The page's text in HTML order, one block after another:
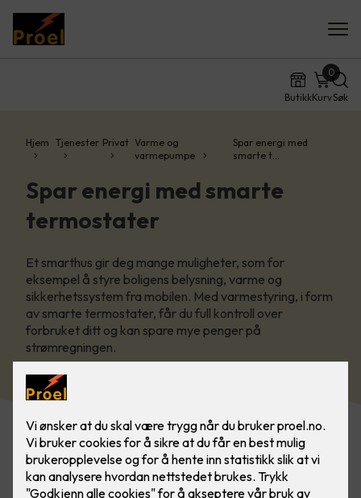
ButikkKurv
0
Søk
Hjem Tjenester Privat Varme og
varmepumpe
Spar energi med
smarte t…
Spar energi med smarte
termostater
Et smarthus gir deg mange muligheter, som for
eksempel å styre boligens belysning, varme og
sikkerhetssystem fra mobilen. Med varmestyring, i form
av smarte termostater, får du full kontroll over
forbruket ditt og kan spare mye penger på
strømregningen.